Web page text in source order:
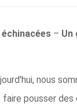
– Un
nous
pousser des